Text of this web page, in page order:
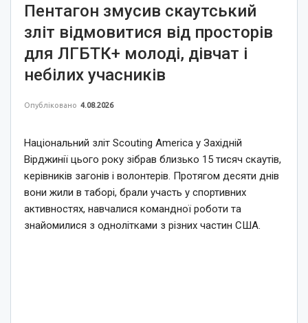
Пентагон змусив скаутський
зліт відмовитися від просторів
для ЛГБТК+ молоді, дівчат і
небілих учасників
Опубліковано 4.08.2026
Національний зліт Scouting America у Західній
Вірджинії цього року зібрав близько 15 тисяч скаутів,
керівників загонів і волонтерів. Протягом десяти днів
вони жили в таборі, брали участь у спортивних
активностях, навчалися командної роботи та
знайомилися з однолітками з різних частин США.